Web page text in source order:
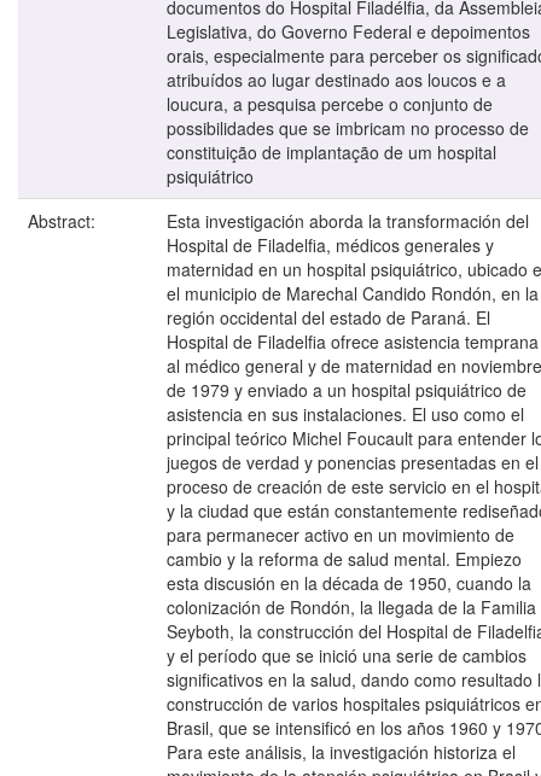
documentos do Hospital Filadélfia, da
Legislativa, do Governo Federal e depoimentos
orais, especialmente para perceber os
atribuídos ao lugar destinado aos loucos e a
loucura, a pesquisa percebe o conjunto de
possibilidades que se imbricam no processo de
constituição de implantação de um hospital
psiquiátrico
Abstract:
Esta investigación aborda la transformación del
Hospital de Filadelfia, médicos generales y
maternidad en un hospital psiquiátrico, ubicado
el municipio de Marechal Candido Rondón, en la
región occidental del estado de Paraná. El
Hospital de Filadelfia ofrece asistencia temprana
al médico general y de maternidad en noviembre
de 1979 y enviado a un hospital psiquiátrico de
asistencia en sus instalaciones. El uso como el
principal teórico Michel Foucault para entender
juegos de verdad y ponencias presentadas en el
proceso de creación de este servicio en el
y la ciudad que están constantemente
para permanecer activo en un movimiento de
cambio y la reforma de salud mental. Empiezo
esta discusión en la década de 1950, cuando la
colonización de Rondón, la llegada de la Familia
Seyboth, la construcción del Hospital de
y el período que se inició una serie de cambios
significativos en la salud, dando como resultado
construcción de varios hospitales psiquiátricos
Brasil, que se intensificó en los años 1960 y
Para este análisis, la investigación historiza el